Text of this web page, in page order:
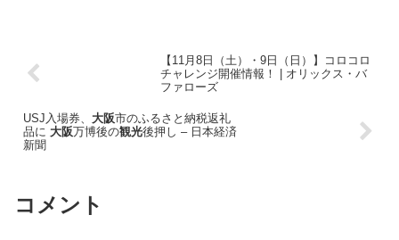
【11月8日（土）・9日（日）】コロコロ
チャレンジ開催情報！ | オリックス・バ
ファローズ
USJ入場券、 大阪市のふるさと納税返礼
品に 大阪万博後の観光後押し – 日本経済
新聞
コメント